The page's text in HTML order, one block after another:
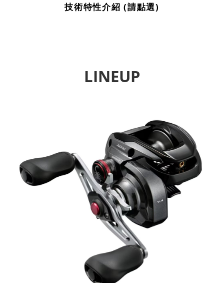
技術特性介紹 (請點選)
LINEUP